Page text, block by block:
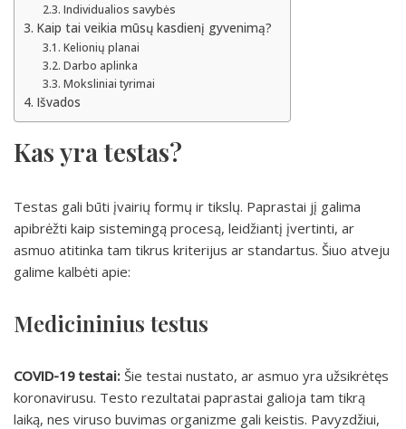
Individualios savybės
Kaip tai veikia mūsų kasdienį gyvenimą?
Kelionių planai
Darbo aplinka
Moksliniai tyrimai
Išvados
Kas yra testas?
Testas gali būti įvairių formų ir tikslų. Paprastai jį galima
apibrėžti kaip sistemingą procesą, leidžiantį įvertinti, ar
asmuo atitinka tam tikrus kriterijus ar standartus. Šiuo atveju
galime kalbėti apie:
Medicininius testus
COVID-19 testai: Šie testai nustato, ar asmuo yra užsikrėtęs
koronavirusu. Testo rezultatai paprastai galioja tam tikrą
laiką, nes viruso buvimas organizme gali keistis. Pavyzdžiui,